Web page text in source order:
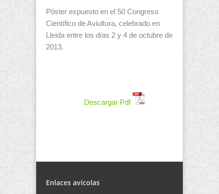
Póster expuesto en el 50 Congreso
Científico de Aviultura, celebrado en
Lleida entre los días 2 y 4 de octubre de
2013.
Descargar Pdf
Enlaces avícolas